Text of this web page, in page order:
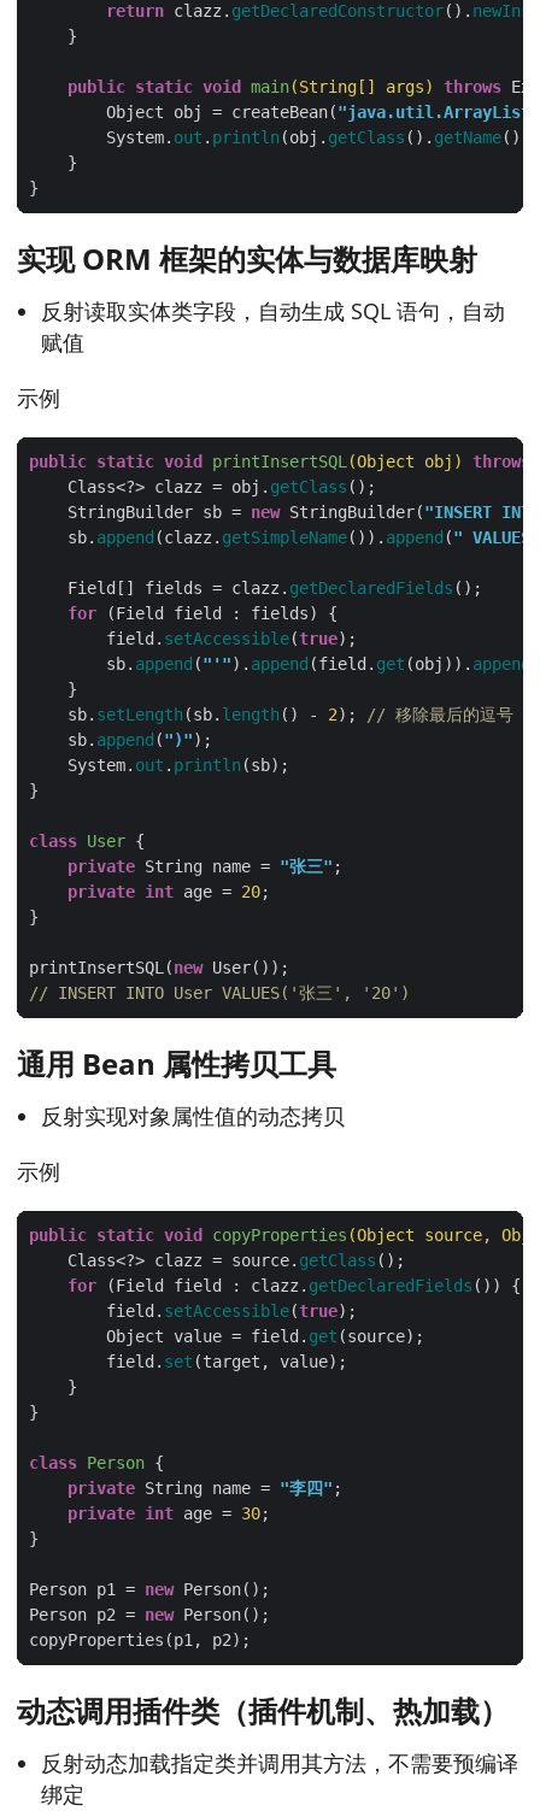
return clazz. getDeclaredConstructor().
public static void main(String[] args) throws
        Object obj = createBean(
"java.util.ArrayList"
        System.
out . println (obj. getClass (). getName
实现 ORM 框架的实体与数据库映射
反射读取实体类字段，自动生成 SQL 语句，自动
赋值
示例
public static void printInsertSQL (Object obj) throws
    Class<?> clazz = obj.
getClass
    StringBuilder sb =
new StringBuilder("INSERT
    sb.
append (clazz. getSimpleName()). append ("
    Field[] fields = clazz.
getDeclaredFields
for
        field.
setAccessible(true
        sb.
append ("'"). append (field. get (obj)). append
    sb.
setLength (sb. length () - 2);
// 移除最后的逗号
    sb.
append (")"
    System.
out . println
class User
private String name = "张三"
private int age = 20
printInsertSQL(new
// INSERT INTO User VALUES('张三', '20')
通用 Bean 属性拷贝工具
反射实现对象属性值的动态拷贝
示例
public static void copyProperties (Object source,
    Class<?> clazz = source.
getClass
for (Field field : clazz. getDeclaredFields
        field.
setAccessible(true
        Object value = field.
get
        field.
set
class Person
private String name = "李四"
private int age = 30
Person p1 = new
Person p2 = new
动态调用插件类（插件机制、热加载）
反射动态加载指定类并调用其方法，不需要预编译
绑定